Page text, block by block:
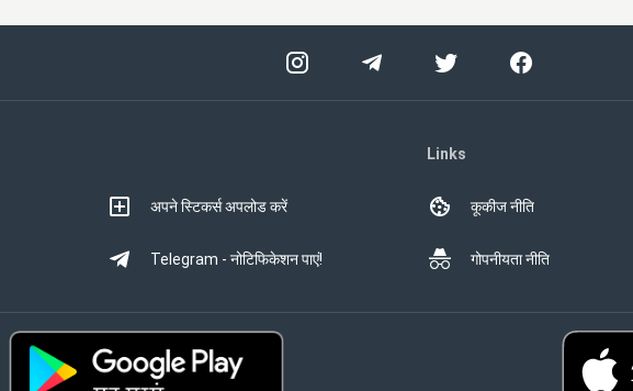
अपने स्टिकर्स अपलोड करें
Telegram - नोटिफिकेशन पाएं!
Links
कूकीज नीति
गोपनीयता नीति